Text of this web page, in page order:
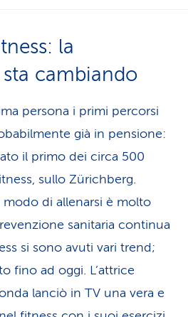
o
la
cambiando
persona i primi percorsi
già in pensione:
il primo dei circa 500
sullo Zürichberg.
di allenarsi è molto
sanitaria continua
si sono avuti vari trend;
fino ad oggi. L’attrice
lanciò in TV una vera e